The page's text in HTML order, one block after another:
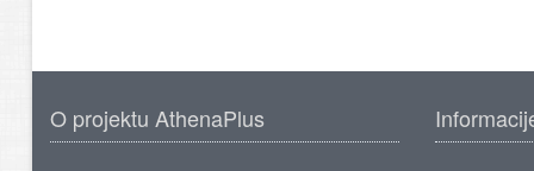
O projektu AthenaPlus